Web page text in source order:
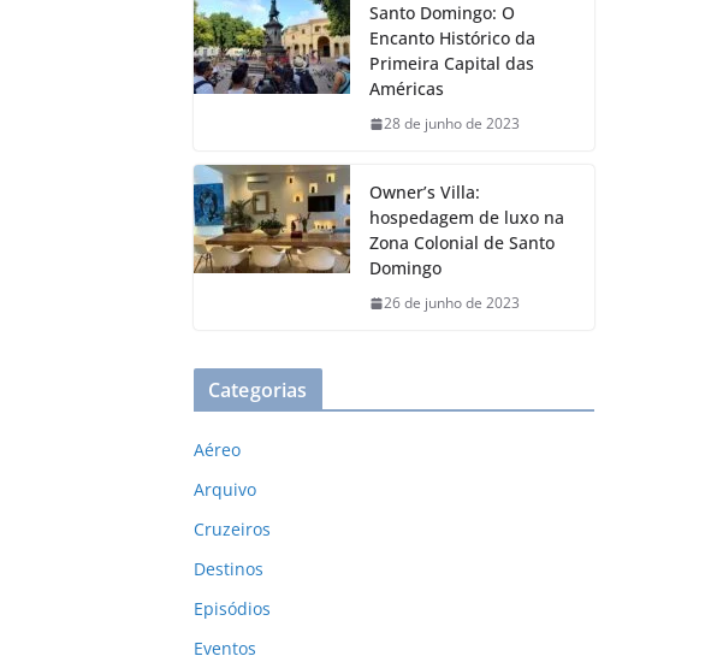
Santo Domingo: O
Encanto Histórico da
Primeira Capital das
Américas
28 de junho de 2023
Owner’s Villa:
hospedagem de luxo na
Zona Colonial de Santo
Domingo
26 de junho de 2023
Categorias
Aéreo
Arquivo
Cruzeiros
Destinos
Episódios
Eventos